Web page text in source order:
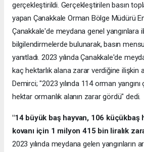
gerçekleştirildi. Gerçekleştirilen basın
yapan Çanakkale Orman Bölge Müdürü
Çanakkale'de meydana genel yangınlara
bilgilendirmelerde bulunarak, basın
yanıtladı. 2023 yılında Çanakkale'de
kaç hektarlık alana zarar verdiğine ilişkin
Demirci; "2023 yılında 114 orman yangını
hektar ormanlık alanın zarar gördü" dedi.
"14 büyük baş hayvan, 106 küçükbaş
kovanı için 1 milyon 415 bin liralık
2023 yılında meydana gelen yangınların